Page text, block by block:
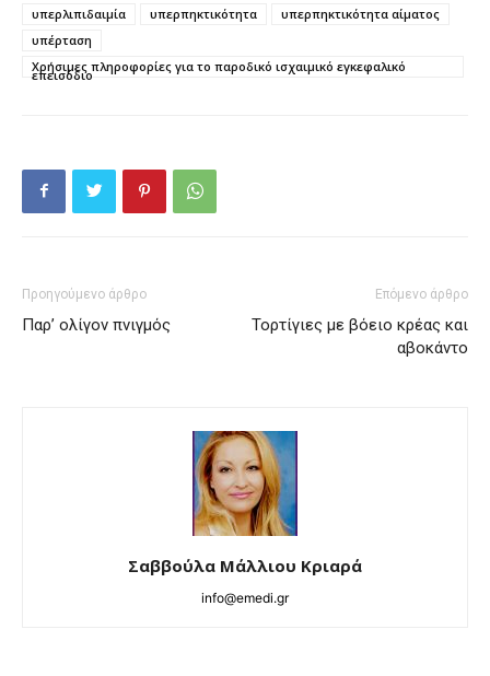
υπερλιπιδαιμία
υπερπηκτικότητα
υπερπηκτικότητα αίματος
υπέρταση
Χρήσιμες πληροφορίες για το παροδικό ισχαιμικό εγκεφαλικό
επεισόδιο
Προηγούμενο άρθρο
Παρ’ ολίγον πνιγμός
Επόμενο άρθρο
Τορτίγιες με βόειο κρέας και
αβοκάντο
Σαββούλα Μάλλιου Κριαρά
info@emedi.gr